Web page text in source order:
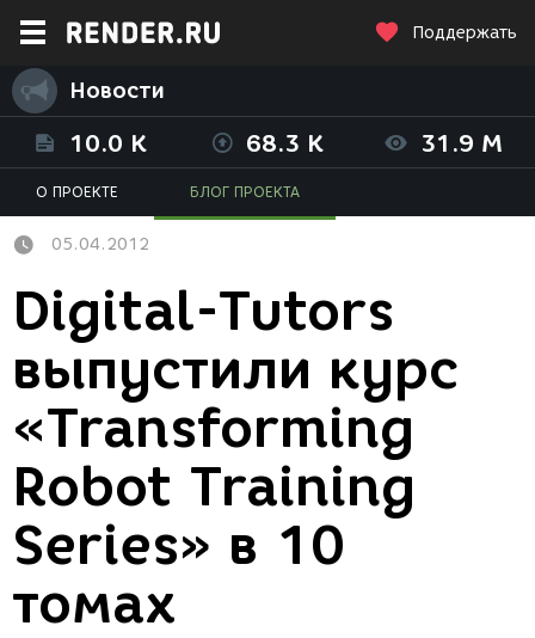
Поддержать
Новости
10.0 K 68.3 K 31.9 M
О ПРОЕКТЕ БЛОГ ПРОЕКТА
05.04.2012
Digital-Tutors
выпустили курс
«Transforming
Robot Training
Series» в 10
томах